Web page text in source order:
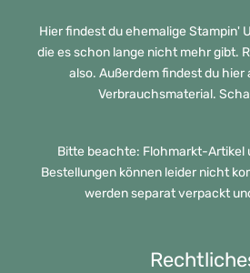
Hier findest du ehemalige Stampin'
die es schon lange nicht mehr gibt.
also. Außerdem findest du hier
Verbrauchsmaterial.
Bitte beachte: Flohmarkt-Artikel
Bestellungen können leider nicht
werden separat verpackt